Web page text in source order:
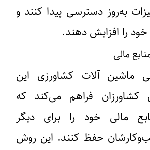
به‌روز دسترسی پیدا کنند و
را افزایش دهند.
مالی
ماشین آلات کشاورزی این
کشاورزان فراهم می‌کند که
مالی خود را برای دیگر
حفظ کنند. این روش